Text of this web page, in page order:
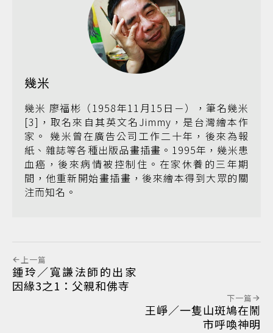
幾米
幾米 廖福彬（1958年11月15日－），筆名幾米
[3]，取名來自其英文名Jimmy，是台灣繪本作
家。 幾米曾在廣告公司工作二十年，後來為報
紙、雜誌等各種出版品畫插畫。1995年，幾米患
血癌，後來病情被控制住。在家休養的三年期
間，他重新開始畫插畫，後來繪本得到大眾的關
注而知名。
上一篇
鍾玲／寬謙法師的出家
因緣3之1：父親和佛寺
下一篇
王崢／一隻山斑鳩在鬧
市呼喚神明